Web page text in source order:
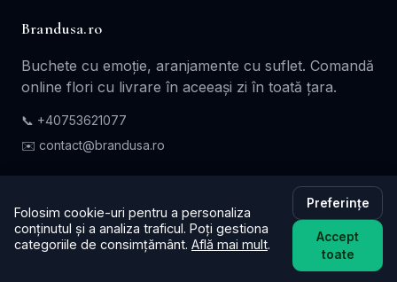
Brandusa.ro
Buchete cu emoție, aranjamente cu suflet. Comandă
online flori cu livrare în aceeași zi în toată țara.
📞 +40753621077
✉️ contact@brandusa.ro
Buchete de Flori
Folosim cookie-uri pentru a personaliza
conținutul și a analiza traficul. Poți gestiona
categoriile de consimțământ. Află mai mult.
Preferințe
Accept
toate